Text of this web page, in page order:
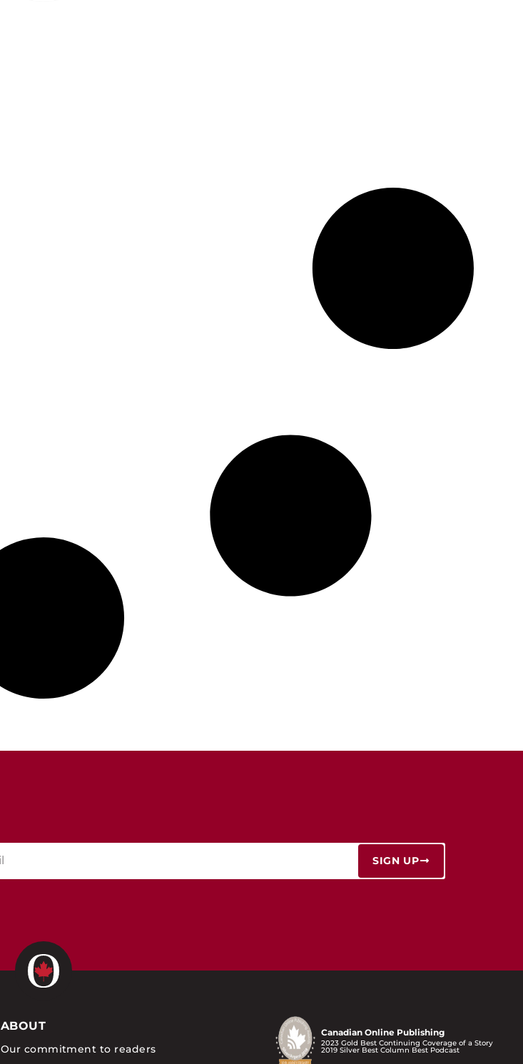
SIGN UP
ABOUT
Our commitment to readers
Canadian Online Publishing
2023 Gold Best Continuing Coverage of a Story
2019 Silver Best Column Best Podcast